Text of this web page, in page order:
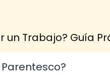
Trabajo? Guía